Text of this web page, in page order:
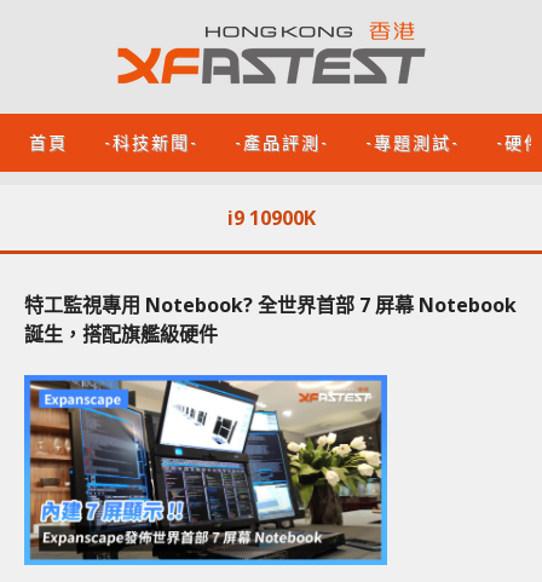
首頁 -科技新聞- -產品評測- -專題測試- -硬
i9 10900K
特工監視專用 Notebook? 全世界首部 7 屏幕 Notebook
誕生，搭配旗艦級硬件